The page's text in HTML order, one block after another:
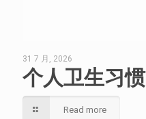
31 7 月, 2026
个人卫生习惯
Read more